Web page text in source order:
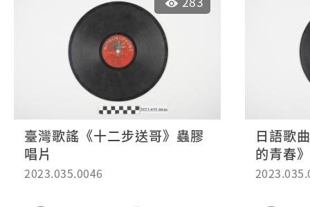
臺灣歌謠《十二步送哥》蟲膠
唱片
2023.035.0046
日語歌
的青春